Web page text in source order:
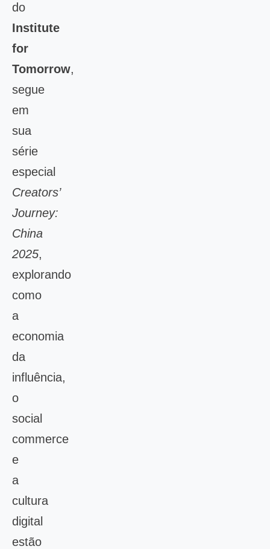
do
Institute
for
Tomorrow,
segue
em
sua
série
especial
Creators’
Journey:
China
2025,
explorando
como
a
economia
da
influência,
o
social
commerce
e
a
cultura
digital
estão